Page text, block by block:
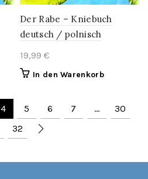
Der Rabe – Kniebuch
deutsch / polnisch
19,99 €
In den Warenkorb
4 5 6 7 …
30
32